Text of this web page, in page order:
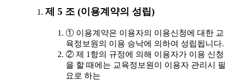
제 5 조 (이용계약의 성립)
① 이용계약은 이용자의 이용신청에 대한 교
육정보원의 이용 승낙에 의하여 성립됩니다.
② 제 1항의 규정에 의해 이용자가 이용 신청
을 할 때에는 교육정보원이 이용자 관리시 필
요로 하는